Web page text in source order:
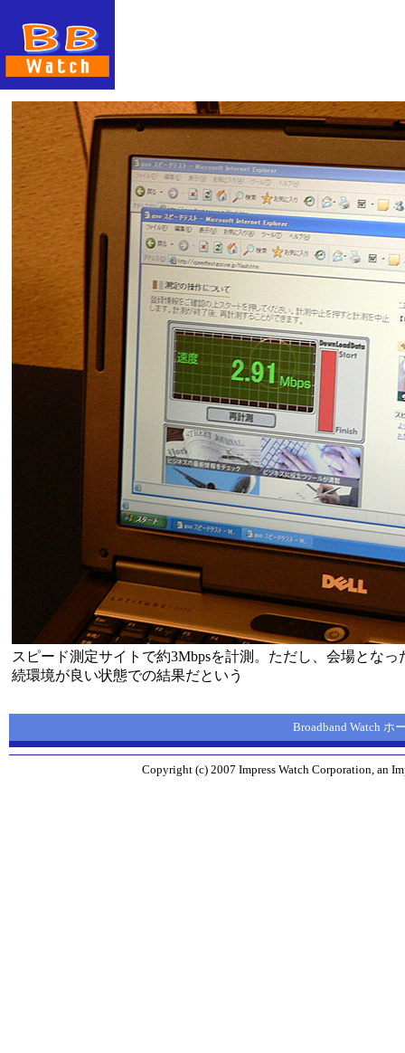
スピード測定サイトで約3Mbpsを計測。ただし、会場とな
続環境が良い状態での結果だという
Broadband Watch ホ
Copyright (c) 2007 Impress Watch Corporation, an